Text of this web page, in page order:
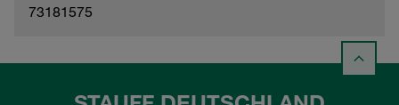
73181575